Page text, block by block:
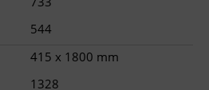
544
415 x 1800 mm
1328